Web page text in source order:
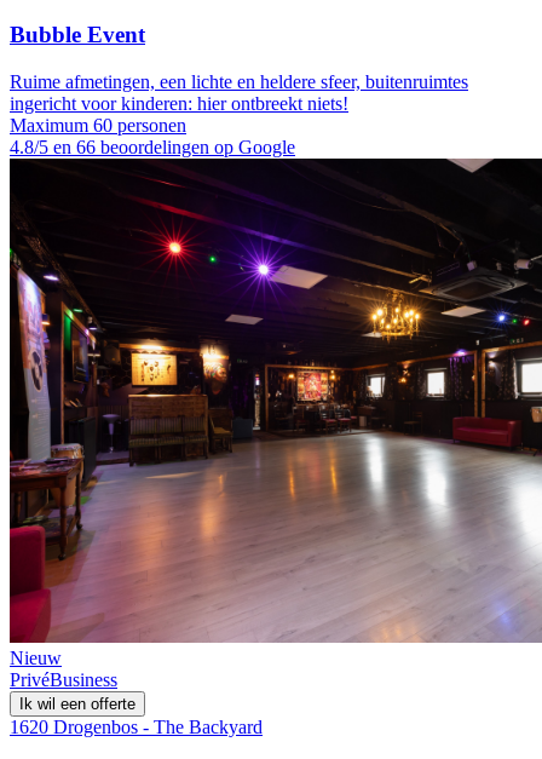
Bubble Event
Ruime afmetingen, een lichte en heldere sfeer, buitenruimtes
ingericht voor kinderen: hier ontbreekt niets!
Maximum 60 personen
4.8/5 en 66 beoordelingen op Google
Nieuw
PrivéBusiness
Ik wil een offerte
1620 Drogenbos - The Backyard